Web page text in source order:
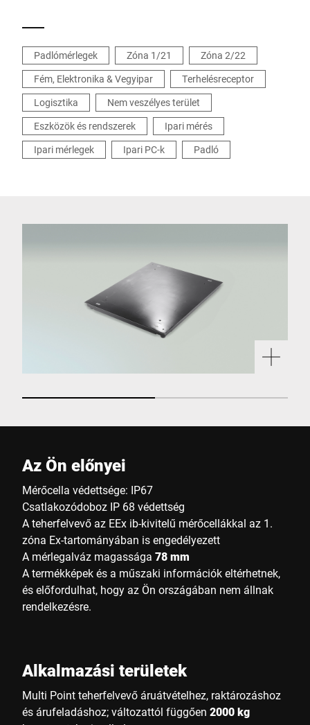
Padlómérlegek Zóna 1/21
Zóna 2/22
Fém, Elektronika & Vegyipar
Terhelésreceptor
Logisztika
Nem veszélyes terület
Eszközök és rendszerek
Ipari mérés
Ipari mérlegek
Ipari PC-k Padló
Az Ön előnyei
Mérőcella védettsége: IP67
Csatlakozódoboz IP 68 védettség
A teherfelvevő az EEx ib-kivitelű mérőcellákkal az 1.
zóna Ex-tartományában is engedélyezett
A mérlegalváz magassága 78 mm
A termékképek és a műszaki információk eltérhetnek,
és előfordulhat, hogy az Ön országában nem állnak
rendelkezésre.
Alkalmazási területek
Multi Point teherfelvevő áruátvételhez, raktározáshoz
és árufeladáshoz; változattól függően 2000 kg